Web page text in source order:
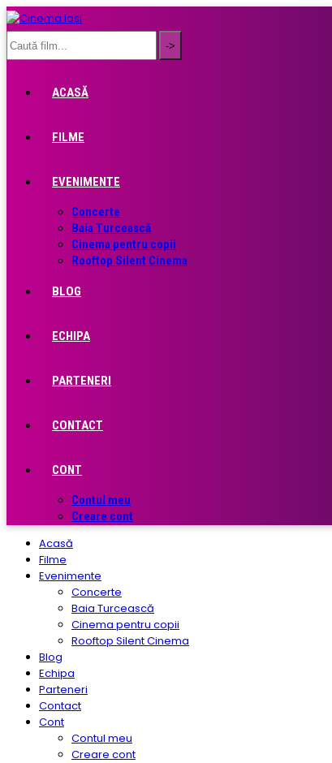
ACASĂ
FILME
EVENIMENTE
Concerte
Baia Turcească
Cinema pentru copii
Rooftop Silent Cinema
BLOG
ECHIPA
PARTENERI
CONTACT
CONT
Contul meu
Creare cont
Acasă
Filme
Evenimente
Concerte
Baia Turcească
Cinema pentru copii
Rooftop Silent Cinema
Blog
Echipa
Parteneri
Contact
Cont
Contul meu
Creare cont